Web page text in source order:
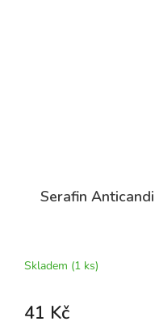
Serafin
produktu
z
Skladem (1 ks)
41 Kč